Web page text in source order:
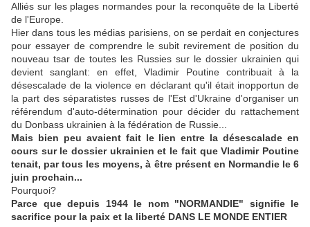
Alliés sur les plages normandes pour la reconquête de la Liberté
de l'Europe.
Hier dans tous les médias parisiens, on se perdait en conjectures
pour essayer de comprendre le subit revirement de position du
nouveau tsar de toutes les Russies sur le dossier ukrainien qui
devient sanglant: en effet, Vladimir Poutine contribuait à la
désescalade de la violence en déclarant qu'il était inopportun de
la part des séparatistes russes de l'Est d'Ukraine d'organiser un
référendum d'auto-détermination pour décider du rattachement
du Donbass ukrainien à la fédération de Russie...
Mais bien peu avaient fait le lien entre la désescalade en
cours sur le dossier ukrainien et le fait que Vladimir Poutine
tenait, par tous les moyens, à être présent en Normandie le 6
juin prochain...
Pourquoi?
Parce que depuis 1944 le nom "NORMANDIE" signifie le
sacrifice pour la paix et la liberté DANS LE MONDE ENTIER